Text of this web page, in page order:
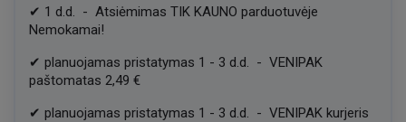
✔ 1 d.d. - Atsiėmimas TIK KAUNO parduotuvėje
Nemokamai!
✔ planuojamas pristatymas 1 - 3 d.d. - VENIPAK
paštomatas 2,49 €
✔ planuojamas pristatymas 1 - 3 d.d. - VENIPAK kurjeris